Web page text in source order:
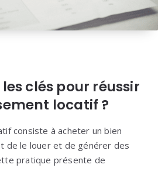
clés pour réussir
locatif ?
consiste à acheter un bien
de le louer et de générer des
pratique présente de